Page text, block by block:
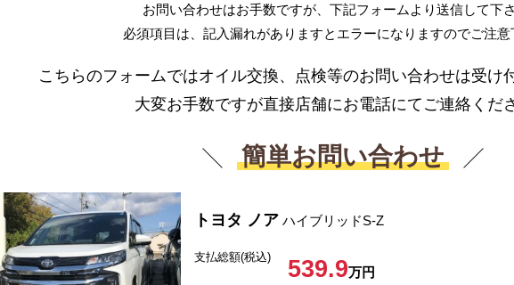
お問い合わせはお手数ですが、下記フォームより送信して下さ
必須項目は、記入漏れがありますとエラーになりますのでご注意
こちらのフォームではオイル交換、点検等のお問い合わせは受け
大変お手数ですが直接店舗にお電話にてご連絡くだ
簡単お問い合わせ
トヨタ ノア ハイブリッドS-Z
支払総額(税込) 539.9万円